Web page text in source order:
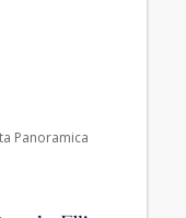
Panoramica